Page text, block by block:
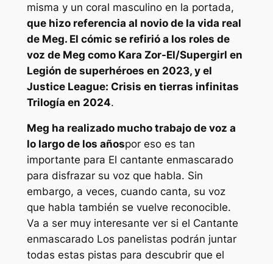
misma y un coral masculino en la portada,
que hizo referencia al novio de la vida real
de Meg. El cómic se refirió a los roles de
voz de Meg como Kara Zor-El/Supergirl en
Legión de superhéroes en 2023, y el
Justice League: Crisis en tierras infinitas
Trilogía en 2024.
Meg ha realizado mucho trabajo de voz a
lo largo de los añospor eso es tan
importante para El cantante enmascarado
para disfrazar su voz que habla. Sin
embargo, a veces, cuando canta, su voz
que habla también se vuelve reconocible.
Va a ser muy interesante ver si el Cantante
enmascarado Los panelistas podrán juntar
todas estas pistas para descubrir que el